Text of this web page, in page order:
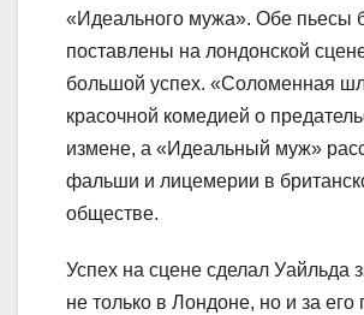
«Идеального мужа». Обе пьесы
поставлены на лондонской
большой успех. «Соломенная
красочной комедией о
измене, а «Идеальный муж»
фальши и лицемерии в
обществе.
Успех на сцене сделал Уайльда
не только в Лондоне, но и за его